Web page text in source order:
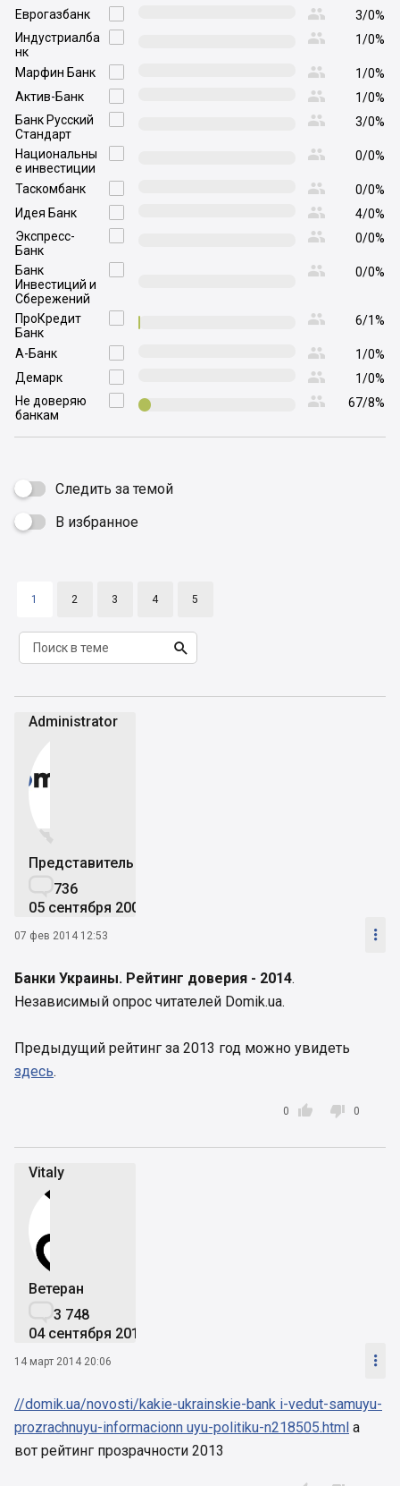

Еврогазбанк  3/0%

Индустриалба
нк
 1/0%

Марфин Банк  1/0%

Актив-Банк  1/0%

Банк Русский
Стандарт
 3/0%

Национальны
е инвестиции
 0/0%

Таскомбанк  0/0%

Идея Банк  4/0%

Экспресс-
Банк
 0/0%

Банк
Инвестиций и
Сбережений
 0/0%

ПроКредит
Банк
 6/1%

А-Банк  1/0%

Демарк  1/0%

Не доверяю
банкам
 67/8%
Следить за темой
 В избранное
1 2 3 4 5

Administrator


Представитель
736
05 сентября 2007
07 фев 2014 12:53 
Банки Украины. Рейтинг доверия - 2014.
Независимый опрос читателей Domik.ua.
Предыдущий рейтинг за 2013 год можно увидеть
здесь.

0  0
Vitaly
Ветеран
3 748
04 сентября 2019
14 март 2014 20:06 
//domik.ua/novosti/kakie-ukrainskie-bank i-vedut-samuyu-
prozrachnuyu-informacionn uyu-politiku-n218505.html а
вот рейтинг прозрачности 2013